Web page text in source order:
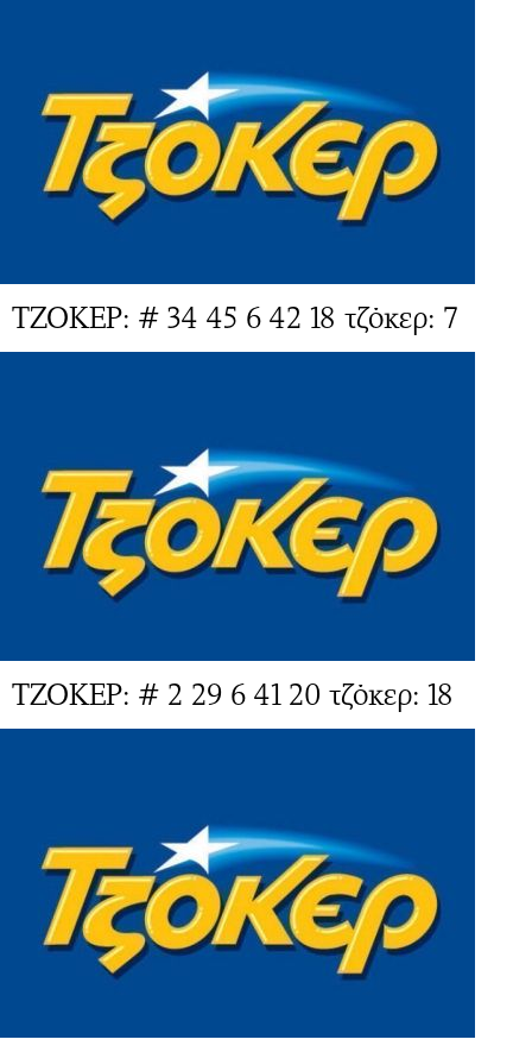
ΤΖΟΚΕΡ: # 34 45 6 42 18 τζόκερ: 7
ΤΖΟΚΕΡ: # 2 29 6 41 20 τζόκερ: 18